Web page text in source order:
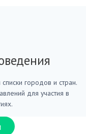
городов и стран.
для участия в